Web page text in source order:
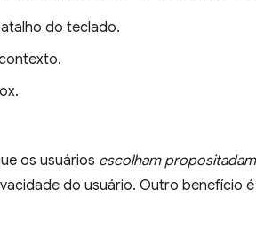
do teclado.
os usuários escolham
do usuário. Outro benefício